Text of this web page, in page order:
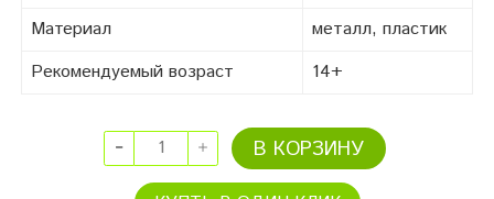
Материал
металл, пластик
Рекомендуемый возраст
14+
В КОРЗИНУ